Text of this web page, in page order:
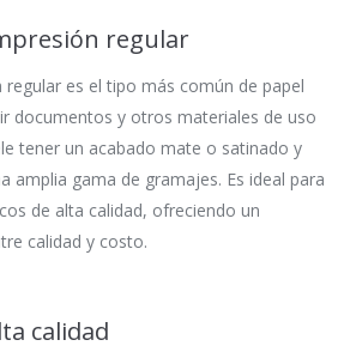
regular
regular es el tipo más común de papel
documentos y otros materiales de uso
tener un acabado mate o satinado y
amplia gama de gramajes. Es ideal para
de alta calidad, ofreciendo un
calidad y costo.
calidad